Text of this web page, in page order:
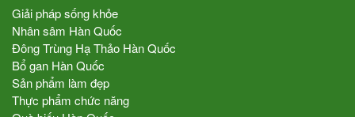
Giải pháp sống khỏe
Nhân sâm Hàn Quốc
Đông Trùng Hạ Thảo Hàn Quốc
Bổ gan Hàn Quốc
Sản phẩm làm đẹp
Thực phẩm chức năng